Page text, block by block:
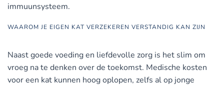
immuunsysteem.
WAAROM JE EIGEN KAT VERZEKEREN VERSTANDIG KAN ZIJN
Naast goede voeding en liefdevolle zorg is het slim om
vroeg na te denken over de toekomst. Medische kosten
voor een kat kunnen hoog oplopen, zelfs al op jonge